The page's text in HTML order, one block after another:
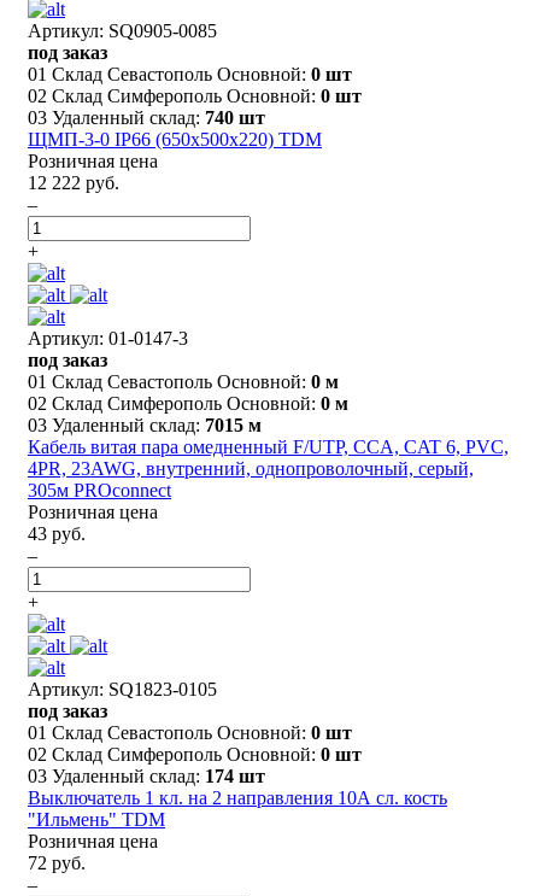
Артикул: SQ0905-0085
под заказ
01 Склад Севастополь Основной: 0 шт
02 Склад Симферополь Основной: 0 шт
03 Удаленный склад: 740 шт
ЩМП-3-0 IP66 (650х500х220) TDM
Розничная цена
12 222 руб.
–
+
Артикул: 01-0147-3
под заказ
01 Склад Севастополь Основной: 0 м
02 Склад Симферополь Основной: 0 м
03 Удаленный склад: 7015 м
Кабель витая пара омедненный F/UTP, CCA, CAT 6, PVC,
4PR, 23AWG, внутренний, однопроволочный, серый,
305м PROconnect
Розничная цена
43 руб.
–
+
Артикул: SQ1823-0105
под заказ
01 Склад Севастополь Основной: 0 шт
02 Склад Симферополь Основной: 0 шт
03 Удаленный склад: 174 шт
Выключатель 1 кл. на 2 направления 10А сл. кость
"Ильмень" TDM
Розничная цена
72 руб.
–